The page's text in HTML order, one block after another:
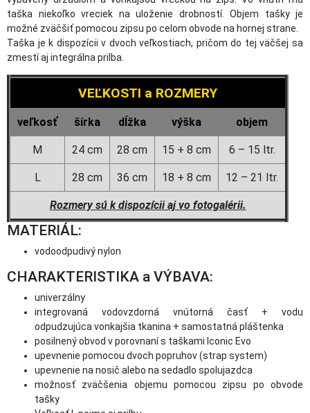
taška niekoľko vreciek na uloženie drobností. Objem tašky je
možné zväčšiť pomocou zipsu po celom obvode na hornej strane.
Taška je k dispozícii v dvoch veľkostiach, pričom do tej väčšej sa
zmestí aj integrálna prilba.
VEĽKOSTI a ROZMERY
veľkosť šírka dĺžka výška objem
M 24 cm 28 cm 15 + 8 cm 6 – 15 ltr.
L 28 cm 36 cm 18 + 8 cm 12 – 21 ltr.
Rozmery sú k dispozícii aj vo fotogalérii.
MATERIÁL:
vodoodpudivý nylon
CHARAKTERISTIKA a VÝBAVA:
univerzálny
integrovaná vodovzdorná vnútorná časť + vodu
odpudzujúca vonkajšia tkanina + samostatná pláštenka
posilnený obvod v porovnaní s taškami Iconic Evo
upevnenie pomocou dvoch popruhov (strap system)
upevnenie na nosič alebo na sedadlo spolujazdca
možnosť zväčšenia objemu pomocou zipsu po obvode
tašky